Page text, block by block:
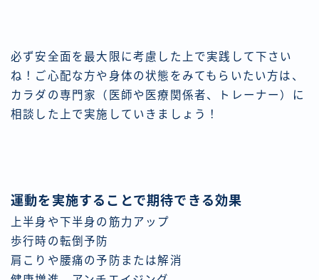
必ず安全面を最大限に考慮した上で実践して下さい
ね！ご心配な方や身体の状態をみてもらいたい方は、
カラダの専門家（医師や医療関係者、トレーナー）に
相談した上で実施していきましょう！
運動を実施することで期待できる効果
上半身や下半身の筋力アップ
歩行時の転倒予防
肩こりや腰痛の予防または解消